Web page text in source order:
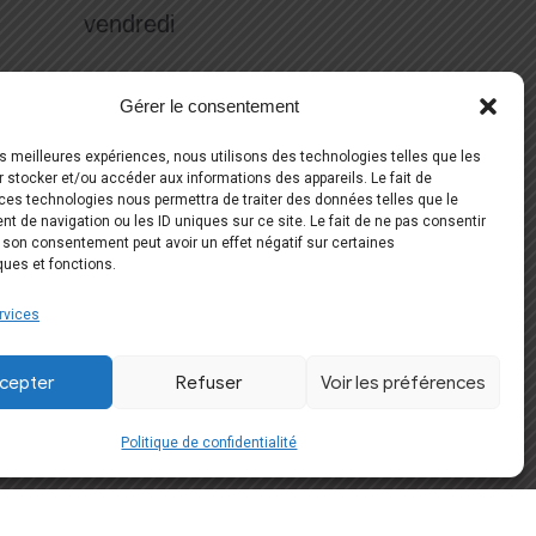
Gérer le consentement
meilleures expériences, nous utilisons des technologies telles que les
stocker et/ou accéder aux informations des appareils. Le fait de
technologies nous permettra de traiter des données telles que le
de navigation ou les ID uniques sur ce site. Le fait de ne pas consentir
son consentement peut avoir un effet négatif sur certaines
et fonctions.
Refuser Voir les préférences
Politique de confidentialité
vendredi
samedi
Réserver votre essayage
06 51 59 56 70